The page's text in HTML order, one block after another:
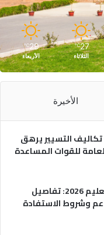
27
℃
الثلاثاء
29
℃
الأربعاء
الأخيرة
التسيير يرهق
للقوات المساعدة
منحة الحج لرجال التعليم 2026: تفاصيل
وشروط الاستفادة